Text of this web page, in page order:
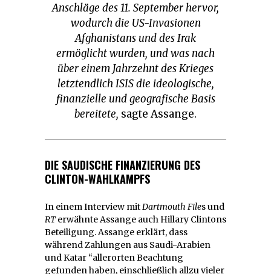
Anschläge des 11. September hervor,
wodurch die US-Invasionen
Afghanistans und des Irak
ermöglicht wurden, und was nach
über einem Jahrzehnt des Krieges
letztendlich ISIS die ideologische,
finanzielle und geografische Basis
bereitete, sagte Assange.
DIE SAUDISCHE FINANZIERUNG DES
CLINTON-WAHLKAMPFS
In einem Interview mitDartmouth Files und
RTerwähnte Assange auch Hillary Clintons
Beteiligung. Assange erklärt, dass
während Zahlungen aus Saudi-Arabien
und Katar “allerorten Beachtung
gefunden haben, einschließlich allzu vieler